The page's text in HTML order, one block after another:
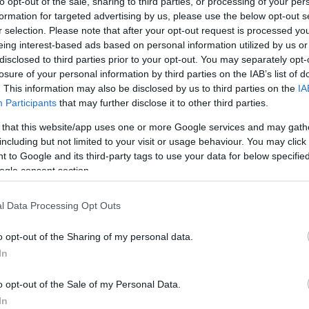
for targeted advertising by us, please use the below opt-out
selection. Please note that after your opt-out request is processed
interest-based ads based on personal information utilized by us
to third parties prior to your opt-out. You may separately
of your personal information by third parties on the IAB’s list of
This information may also be disclosed by us to third parties on the
Participants that may further disclose it to other third parties.
that this website/app uses one or more Google services and may
but not limited to your visit or usage behaviour. You may
to Google and its third-party tags to use your data for below
consent section.
Data Processing Opt Outs
opt-out of the Sharing of my personal data.
opt-out of the Sale of my Personal Data.
Lykavitos.gr στο Google News
όλες τις ειδήσεις
νοσοκομείο